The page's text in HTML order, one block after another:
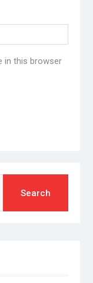
in this browser